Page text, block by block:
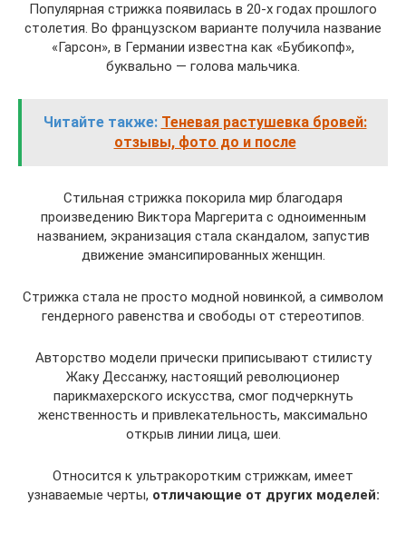
Популярная стрижка появилась в 20-х годах прошлого
столетия. Во французском варианте получила название
«Гарсон», в Германии известна как «Бубикопф»,
буквально — голова мальчика.
Читайте также: Теневая растушевка бровей:
отзывы, фото до и после
Стильная стрижка покорила мир благодаря
произведению Виктора Маргерита с одноименным
названием, экранизация стала скандалом, запустив
движение эмансипированных женщин.
Стрижка стала не просто модной новинкой, а символом
гендерного равенства и свободы от стереотипов.
Авторство модели прически приписывают стилисту
Жаку Дессанжу, настоящий революционер
парикмахерского искусства, смог подчеркнуть
женственность и привлекательность, максимально
открыв линии лица, шеи.
Относится к ультракоротким стрижкам, имеет
узнаваемые черты, отличающие от других моделей: